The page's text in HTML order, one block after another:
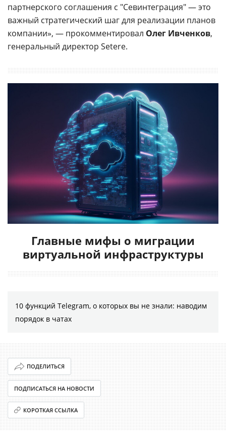
партнерского соглашения с "Севинтеграция" — это
важный стратегический шаг для реализации планов
компании», — прокомментировал Олег Ивченков,
генеральный директор Setere.
Главные мифы о миграции
виртуальной инфраструктуры
10 функций Telegram, о которых вы не знали: наводим
порядок в чатах
ПОДЕЛИТЬСЯ
ПОДПИСАТЬСЯ НА НОВОСТИ
КОРОТКАЯ ССЫЛКА